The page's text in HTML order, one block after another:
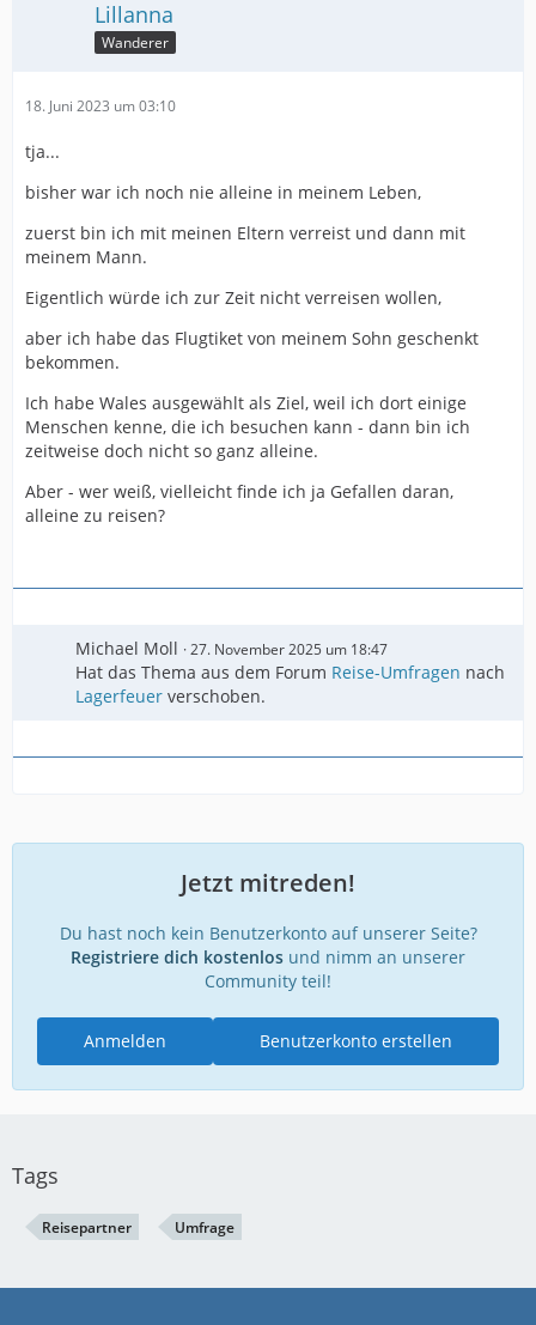
Lillanna
Wanderer
18. Juni 2023 um 03:10
tja...
bisher war ich noch nie alleine in meinem Leben,
zuerst bin ich mit meinen Eltern verreist und dann mit
meinem Mann.
Eigentlich würde ich zur Zeit nicht verreisen wollen,
aber ich habe das Flugtiket von meinem Sohn geschenkt
bekommen.
Ich habe Wales ausgewählt als Ziel, weil ich dort einige
Menschen kenne, die ich besuchen kann - dann bin ich
zeitweise doch nicht so ganz alleine.
Aber - wer weiß, vielleicht finde ich ja Gefallen daran,
alleine zu reisen?
Michael Moll 27. November 2025 um 18:47
Hat das Thema aus dem Forum Reise-Umfragen nach
Lagerfeuer verschoben.
Jetzt mitreden!
Du hast noch kein Benutzerkonto auf unserer Seite?
Registriere dich kostenlos und nimm an unserer
Community teil!
Benutzerkonto erstellen
Anmelden
Tags
Reisepartner Umfrage